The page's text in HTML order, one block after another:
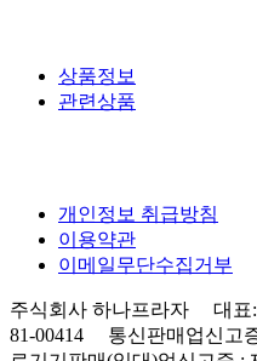
상품정보
관련상품
개인정보 취급방침
이용약관
이메일무단수집거부
주식회사 하나프라자 대
81-00414 통신판매업신고